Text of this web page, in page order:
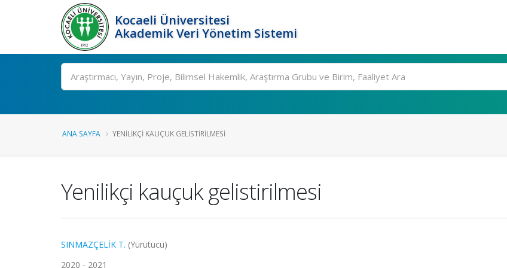
Kocaeli Üniversitesi
Akademik Veri Yönetim Sistemi
Ara
ANA SAYFA YENILIKÇI KAUÇUK GELISTIRILMESI
Yenilikçi kauçuk gelistirilmesi
SINMAZÇELİK T. (Yürütücü)
2020 - 2021